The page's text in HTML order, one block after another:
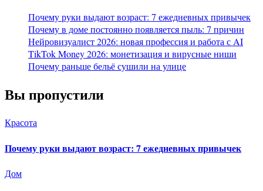
Почему руки выдают возраст: 7 ежедневных привычек
Почему в доме постоянно появляется пыль: 7 причин
Нейровизуалист 2026: новая профессия и работа с AI
TikTok Money 2026: монетизация и вирусные ниши
Почему раньше бельё сушили на улице
Вы пропустили
Красота
Почему руки выдают возраст: 7 ежедневных привычек
Дом